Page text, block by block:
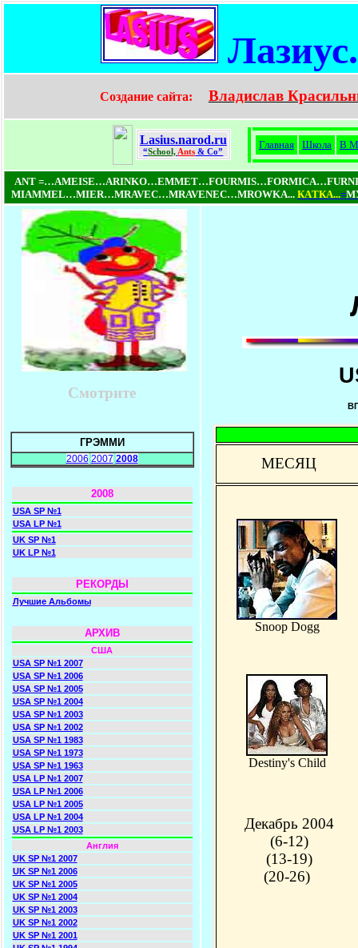
Создание сайта: Владислав
Lasius.narod.ru
“School, Ants & Co”
Главная Школа В
ANT
MIAMMEL…MIER…MRAVEC…MRAVENEC…MROWKA... КAТКA...=
Смотрите
ГРЭММИ
2006 2007 2008
2008
USA SP №1
USA LP №1
UK SP №1
UK LP №1
РЕКОРДЫ
Лучшие Альбомы
АРХИВ
США
USA SP №1 2007
USA SP №1 2006
USA SP №1 2005
USA SP №1 2004
USA SP №1 2003
USA SP №1 2002
USA SP №1 1983
USA SP №1 1973
USA SP №1 1963
USA LP №1 2007
USA LP №1 2006
USA LP №1 2005
USA LP №1 2004
USA LP №1 2003
Англия
UK SP №1 2007
UK SP №1 2006
UK SP №1 2005
UK SP №1 2004
UK SP №1 2003
UK SP №1 2002
UK SP №1 2001
МЕСЯЦ
Snoop Dogg
Destiny's Child
Декабрь 2004
(6-12)
(13-19)
(20-26)